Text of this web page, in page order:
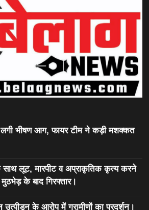
भीषण आग, फायर टीम ने कड़ी मशक्कत
लूट, मारपीट व अप्राकृतिक कृत्य करने
के बाद गिरफ्तार।
के आरोप में ग्रामीणों का प्रदर्शन।